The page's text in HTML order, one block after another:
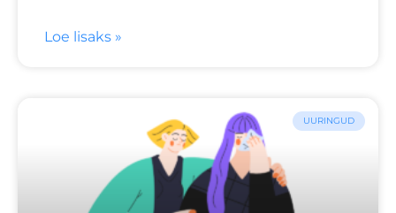
Loe lisaks »
UURINGUD